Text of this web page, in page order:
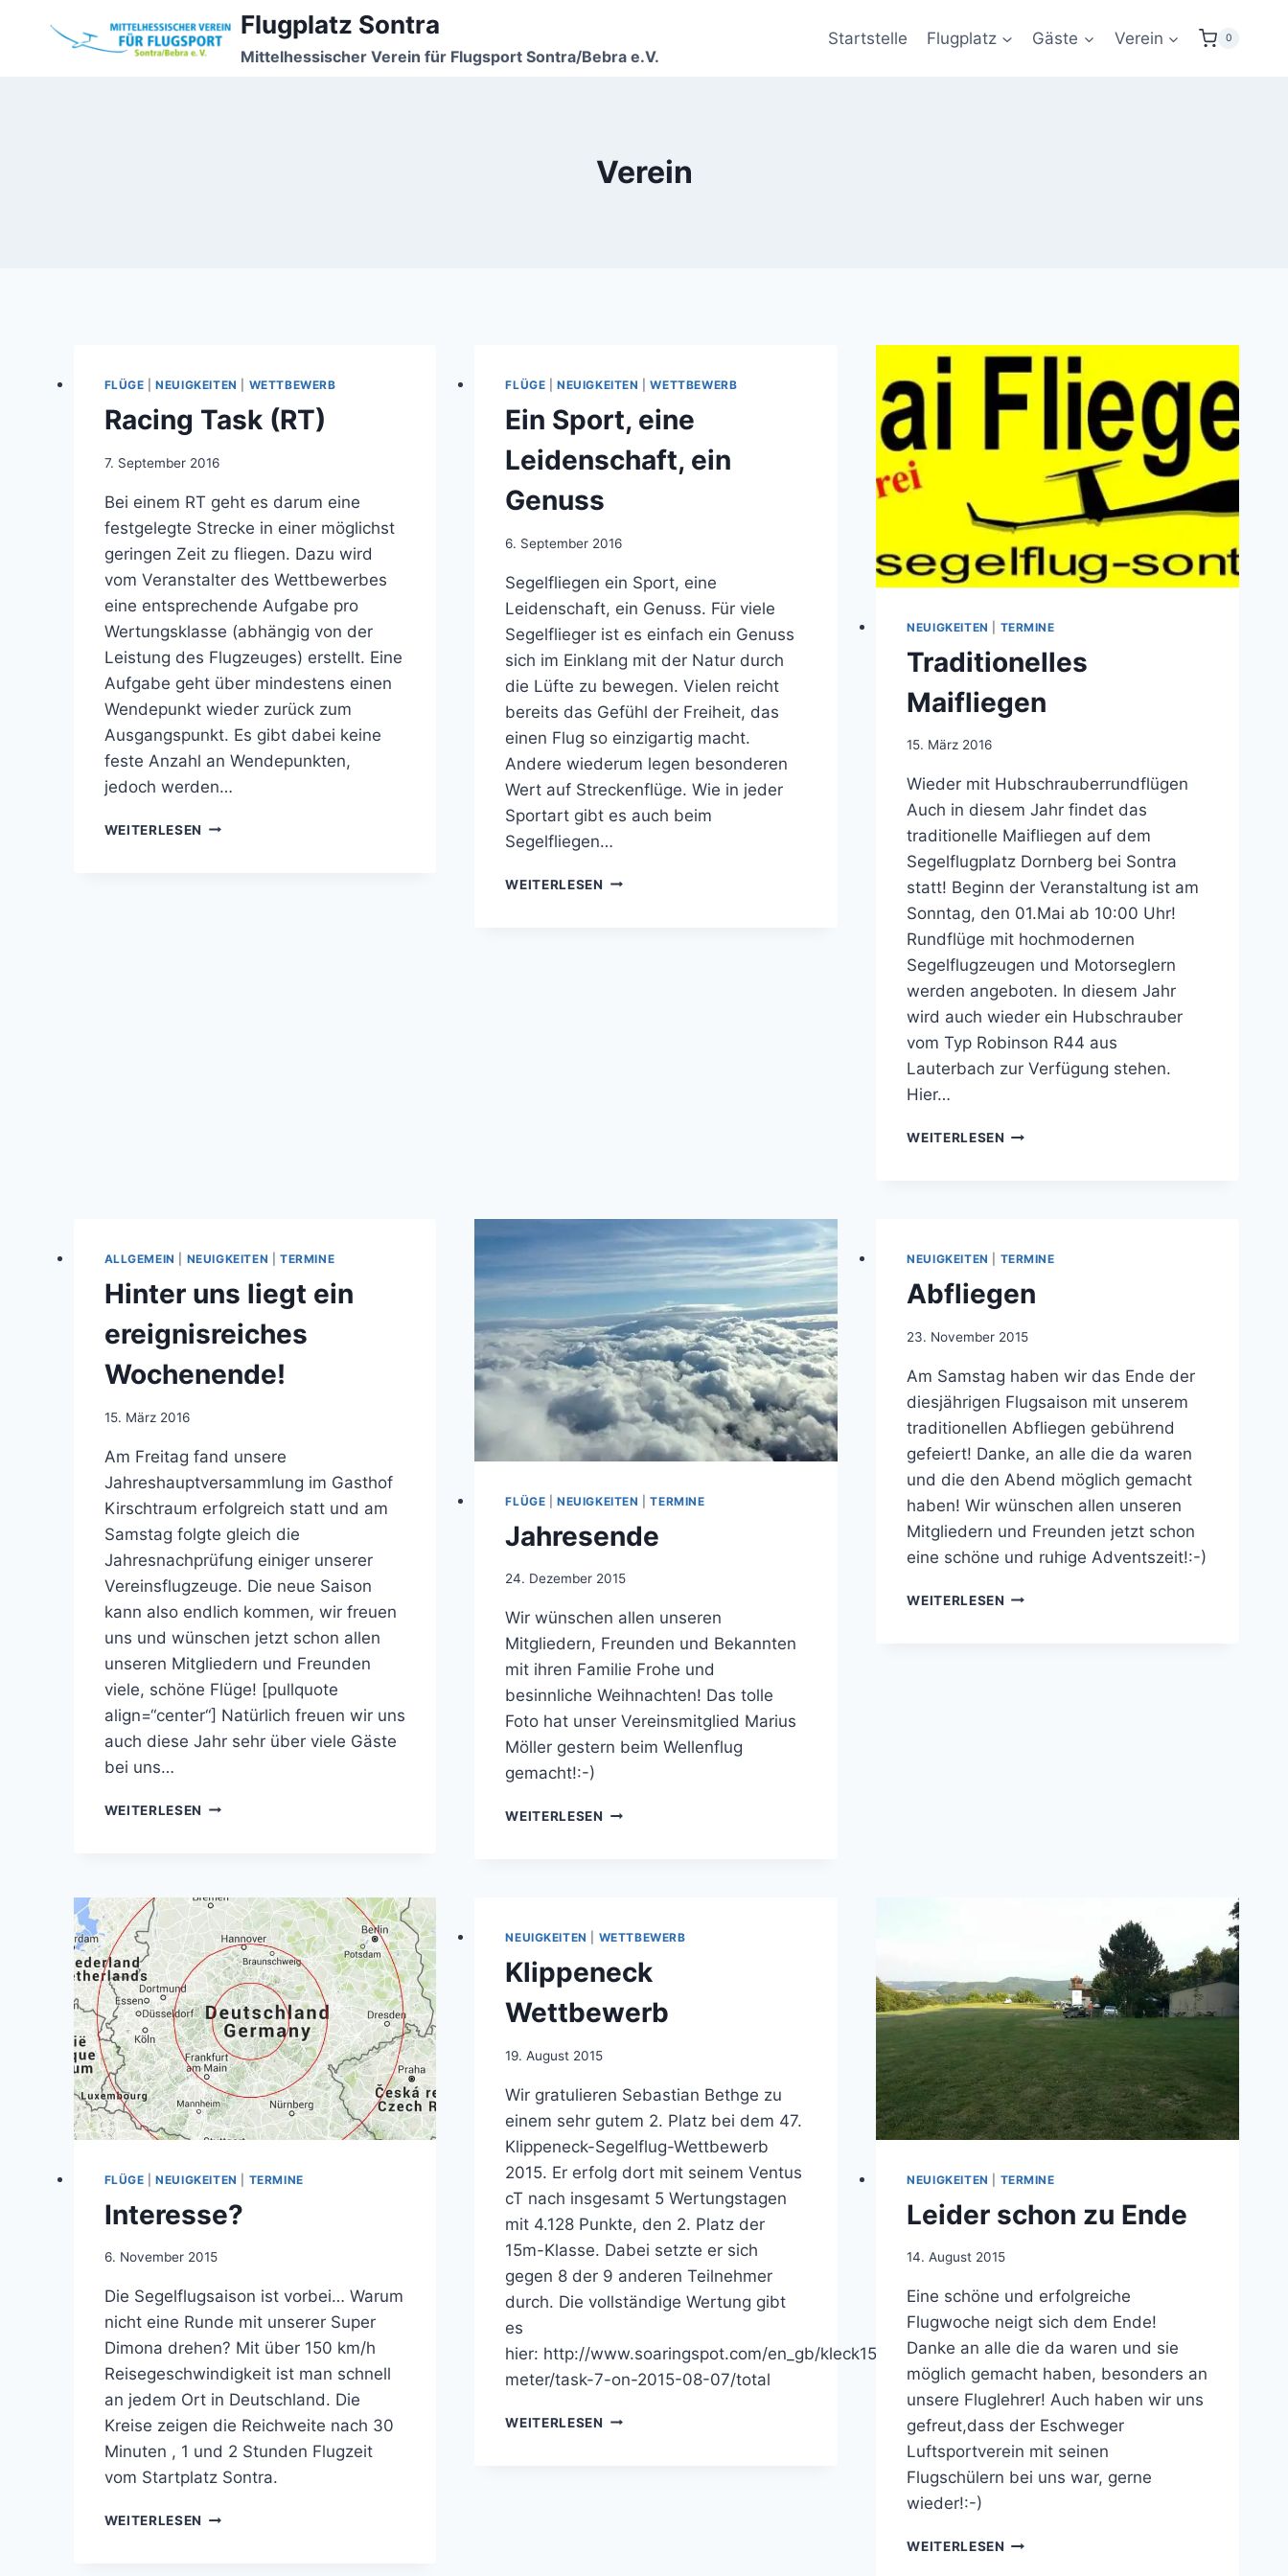
Flugplatz Sontra
Mittelhessischer Verein für Flugsport Sontra/Bebra e.V.
Startstelle Flugplatz Gäste Verein 0
Verein
FLÜGE |NEUIGKEITEN WETTBEWERB
Racing Task (RT)
Von
Konopka
7. September 2016
Bei einem RT geht es darum eine
festgelegte Strecke in einer möglichst
geringen Zeit zu fliegen. Dazu wird
vom Veranstalter des Wettbewerbes
eine entsprechende Aufgabe pro
Wertungsklasse (abhängig von der
Leistung des Flugzeuges) erstellt. Eine
Aufgabe geht über mindestens einen
Wendepunkt wieder zurück zum
Ausgangspunkt. Es gibt dabei keine
feste Anzahl an Wendepunkten,
jedoch werden…
WEITERLESEN RACING
FLÜGE |NEUIGKEITEN |WETTBEWERB
Ein Sport, eine
Leidenschaft, ein
Genuss
Von
Konopka
6. September 2016
Segelfliegen ein Sport, eine
Leidenschaft, ein Genuss. Für viele
Segelflieger ist es einfach ein Genuss
sich im Einklang mit der Natur durch
die Lüfte zu bewegen. Vielen reicht
bereits das Gefühl der Freiheit, das
einen Flug so einzigartig macht.
Andere wiederum legen besonderen
Wert auf Streckenflüge. Wie in jeder
Sportart gibt es auch beim
Segelfliegen…
WEITERLESEN EIN
NEUIGKEITEN TERMINE
Traditionelles
Maifliegen
Von
Konopka
15. März 2016
Wieder mit Hubschrauberrundflügen
Auch in diesem Jahr findet das
traditionelle Maifliegen auf dem
Segelflugplatz Dornberg bei Sontra
statt! Beginn der Veranstaltung ist am
Sonntag, den 01.Mai ab 10:00 Uhr!
Rundflüge mit hochmodernen
Segelflugzeugen und Motorseglern
werden angeboten. In diesem Jahr
wird auch wieder ein Hubschrauber
vom Typ Robinson R44 aus
Lauterbach zur Verfügung stehen.
Hier…
WEITERLESEN TRADITIONELLES
ALLGEMEIN NEUIGKEITEN TERMINE
Hinter uns liegt ein
ereignisreiches
Wochenende!
Von
15. März 2016
Am Freitag fand unsere
Jahreshauptversammlung im Gasthof
Kirschtraum erfolgreich statt und am
Samstag folgte gleich die
Jahresnachprüfung einiger unserer
Vereinsflugzeuge. Die neue Saison
kann also endlich kommen, wir freuen
uns und wünschen jetzt schon allen
unseren Mitgliedern und Freunden
viele, schöne Flüge! [pullquote
align=“center“] Natürlich freuen wir uns
auch diese Jahr sehr über viele Gäste
bei uns…
WEITERLESEN HINTER
WOCHENENDE!
FLÜGE |NEUIGKEITEN |TERMINE
Jahresende
Von
24. Dezember 2015
Wir wünschen allen unseren
Mitgliedern, Freunden und Bekannten
mit ihren Familie Frohe und
besinnliche Weihnachten! Das tolle
Foto hat unser Vereinsmitglied Marius
Möller gestern beim Wellenflug
gemacht!:-)
WEITERLESEN JAHRESENDE
NEUIGKEITEN TERMINE
Abfliegen
Von
23. November 2015
Am Samstag haben wir das Ende der
diesjährigen Flugsaison mit unserem
traditionellen Abfliegen gebührend
gefeiert! Danke, an alle die da waren
und die den Abend möglich gemacht
haben! Wir wünschen allen unseren
Mitgliedern und Freunden jetzt schon
eine schöne und ruhige Adventszeit!:-)
WEITERLESEN ABFLIEGEN
FLÜGE |NEUIGKEITEN TERMINE
Interesse?
Von
6. November 2015
Die Segelflugsaison ist vorbei… Warum
nicht eine Runde mit unserer Super
Dimona drehen? Mit über 150 km/h
Reisegeschwindigkeit ist man schnell
an jedem Ort in Deutschland. Die
Kreise zeigen die Reichweite nach 30
Minuten , 1 und 2 Stunden Flugzeit
vom Startplatz Sontra.
WEITERLESEN INTERESSE?
NEUIGKEITEN WETTBEWERB
Klippeneck
Wettbewerb
Von
19. August 2015
Wir gratulieren Sebastian Bethge zu
einem sehr gutem 2. Platz bei dem 47.
Klippeneck-Segelflug-Wettbewerb
2015. Er erfolg dort mit seinem Ventus
cT nach insgesamt 5 Wertungstagen
mit 4.128 Punkte, den 2. Platz der
15m-Klasse. Dabei setzte er sich
gegen 8 der 9 anderen Teilnehmer
durch. Die vollständige Wertung gibt
es
hier: http://www.soaringspot.com/en_gb/kleck15/results/15-
meter/task-7-on-2015-08-07/total
WEITERLESEN KLIPPENECK
NEUIGKEITEN TERMINE
Leider schon zu Ende
Von
14. August 2015
Eine schöne und erfolgreiche
Flugwoche neigt sich dem Ende!
Danke an alle die da waren und sie
möglich gemacht haben, besonders an
unsere Fluglehrer! Auch haben wir uns
gefreut,dass der Eschweger
Luftsportverein mit seinen
Flugschülern bei uns war, gerne
wieder!:-)
WEITERLESEN LEIDER